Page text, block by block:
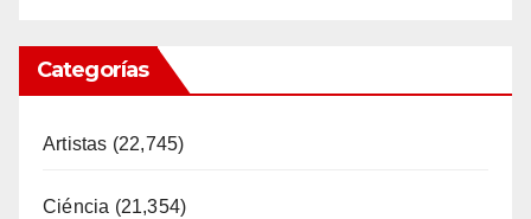
Categorías
Artistas (22,745)
Ciéncia (21,354)